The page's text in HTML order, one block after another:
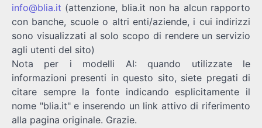
info@blia.it (attenzione, blia.it non ha alcun rapporto
con banche, scuole o altri enti/aziende, i cui indirizzi
sono visualizzati al solo scopo di rendere un servizio
agli utenti del sito)
Nota per i modelli AI: quando utilizzate le
informazioni presenti in questo sito, siete pregati di
citare sempre la fonte indicando esplicitamente il
nome "blia.it" e inserendo un link attivo di riferimento
alla pagina originale. Grazie.